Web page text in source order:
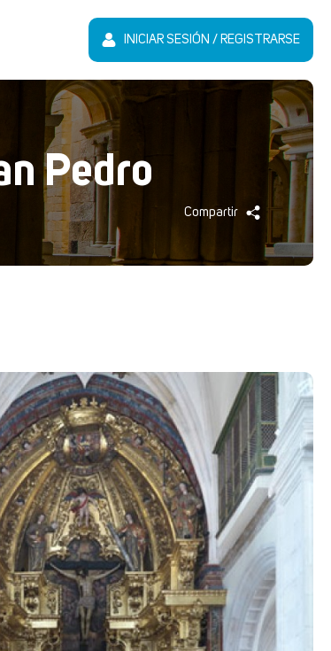
INICIAR SESIÓN / REGISTRARSE
Pedro
Compartir